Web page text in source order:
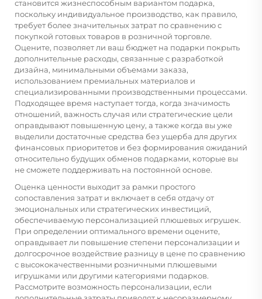
становится жизнеспособным вариантом подарка,
поскольку индивидуальное производство, как правило,
требует более значительных затрат по сравнению с
покупкой готовых товаров в розничной торговле.
Оцените, позволяет ли ваш бюджет на подарки покрыть
дополнительные расходы, связанные с разработкой
дизайна, минимальными объемами заказа,
использованием премиальных материалов и
специализированными производственными процессами.
Подходящее время наступает тогда, когда значимость
отношений, важность случая или стратегические цели
оправдывают повышенную цену, а также когда вы уже
выделили достаточные средства без ущерба для других
финансовых приоритетов и без формирования ожиданий
относительно будущих обменов подарками, которые вы
не сможете поддерживать на постоянной основе.
Оценка ценности выходит за рамки простого
сопоставления затрат и включает в себя отдачу от
эмоциональных или стратегических инвестиций,
обеспечиваемую персонализацией плюшевых игрушек.
При определении оптимального времени оцените,
оправдывает ли повышение степени персонализации и
долгосрочное воздействие разницу в цене по сравнению
с высококачественными розничными плюшевыми
игрушками или другими категориями подарков.
Рассмотрите возможность персонализации, если